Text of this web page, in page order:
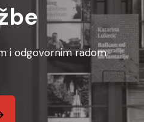
i odgovornim radom